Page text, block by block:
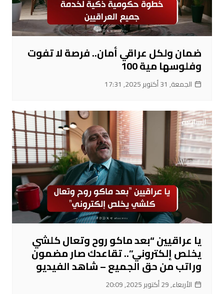
ضمان ولكل عراقي أمان.. فرصة لا تفوت
وفلوسها مية 100
الجمعة, 31 أكتوبر 2025, 17:31
يا عراقيين “بعد ماكو روح وتعال كلشي
يخلص إلكتروني”.. تقاعدك صار مضمون
وراتب من حق الجميع – شاهد الفيديو
الأربعاء, 29 أكتوبر 2025, 20:09